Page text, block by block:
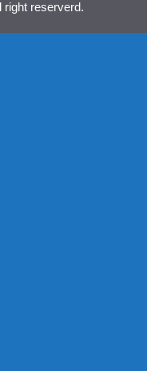
right reserverd.